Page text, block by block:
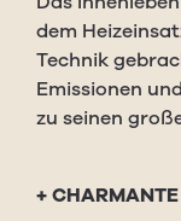
dem
Technik
Emissionen
zu seinen
+